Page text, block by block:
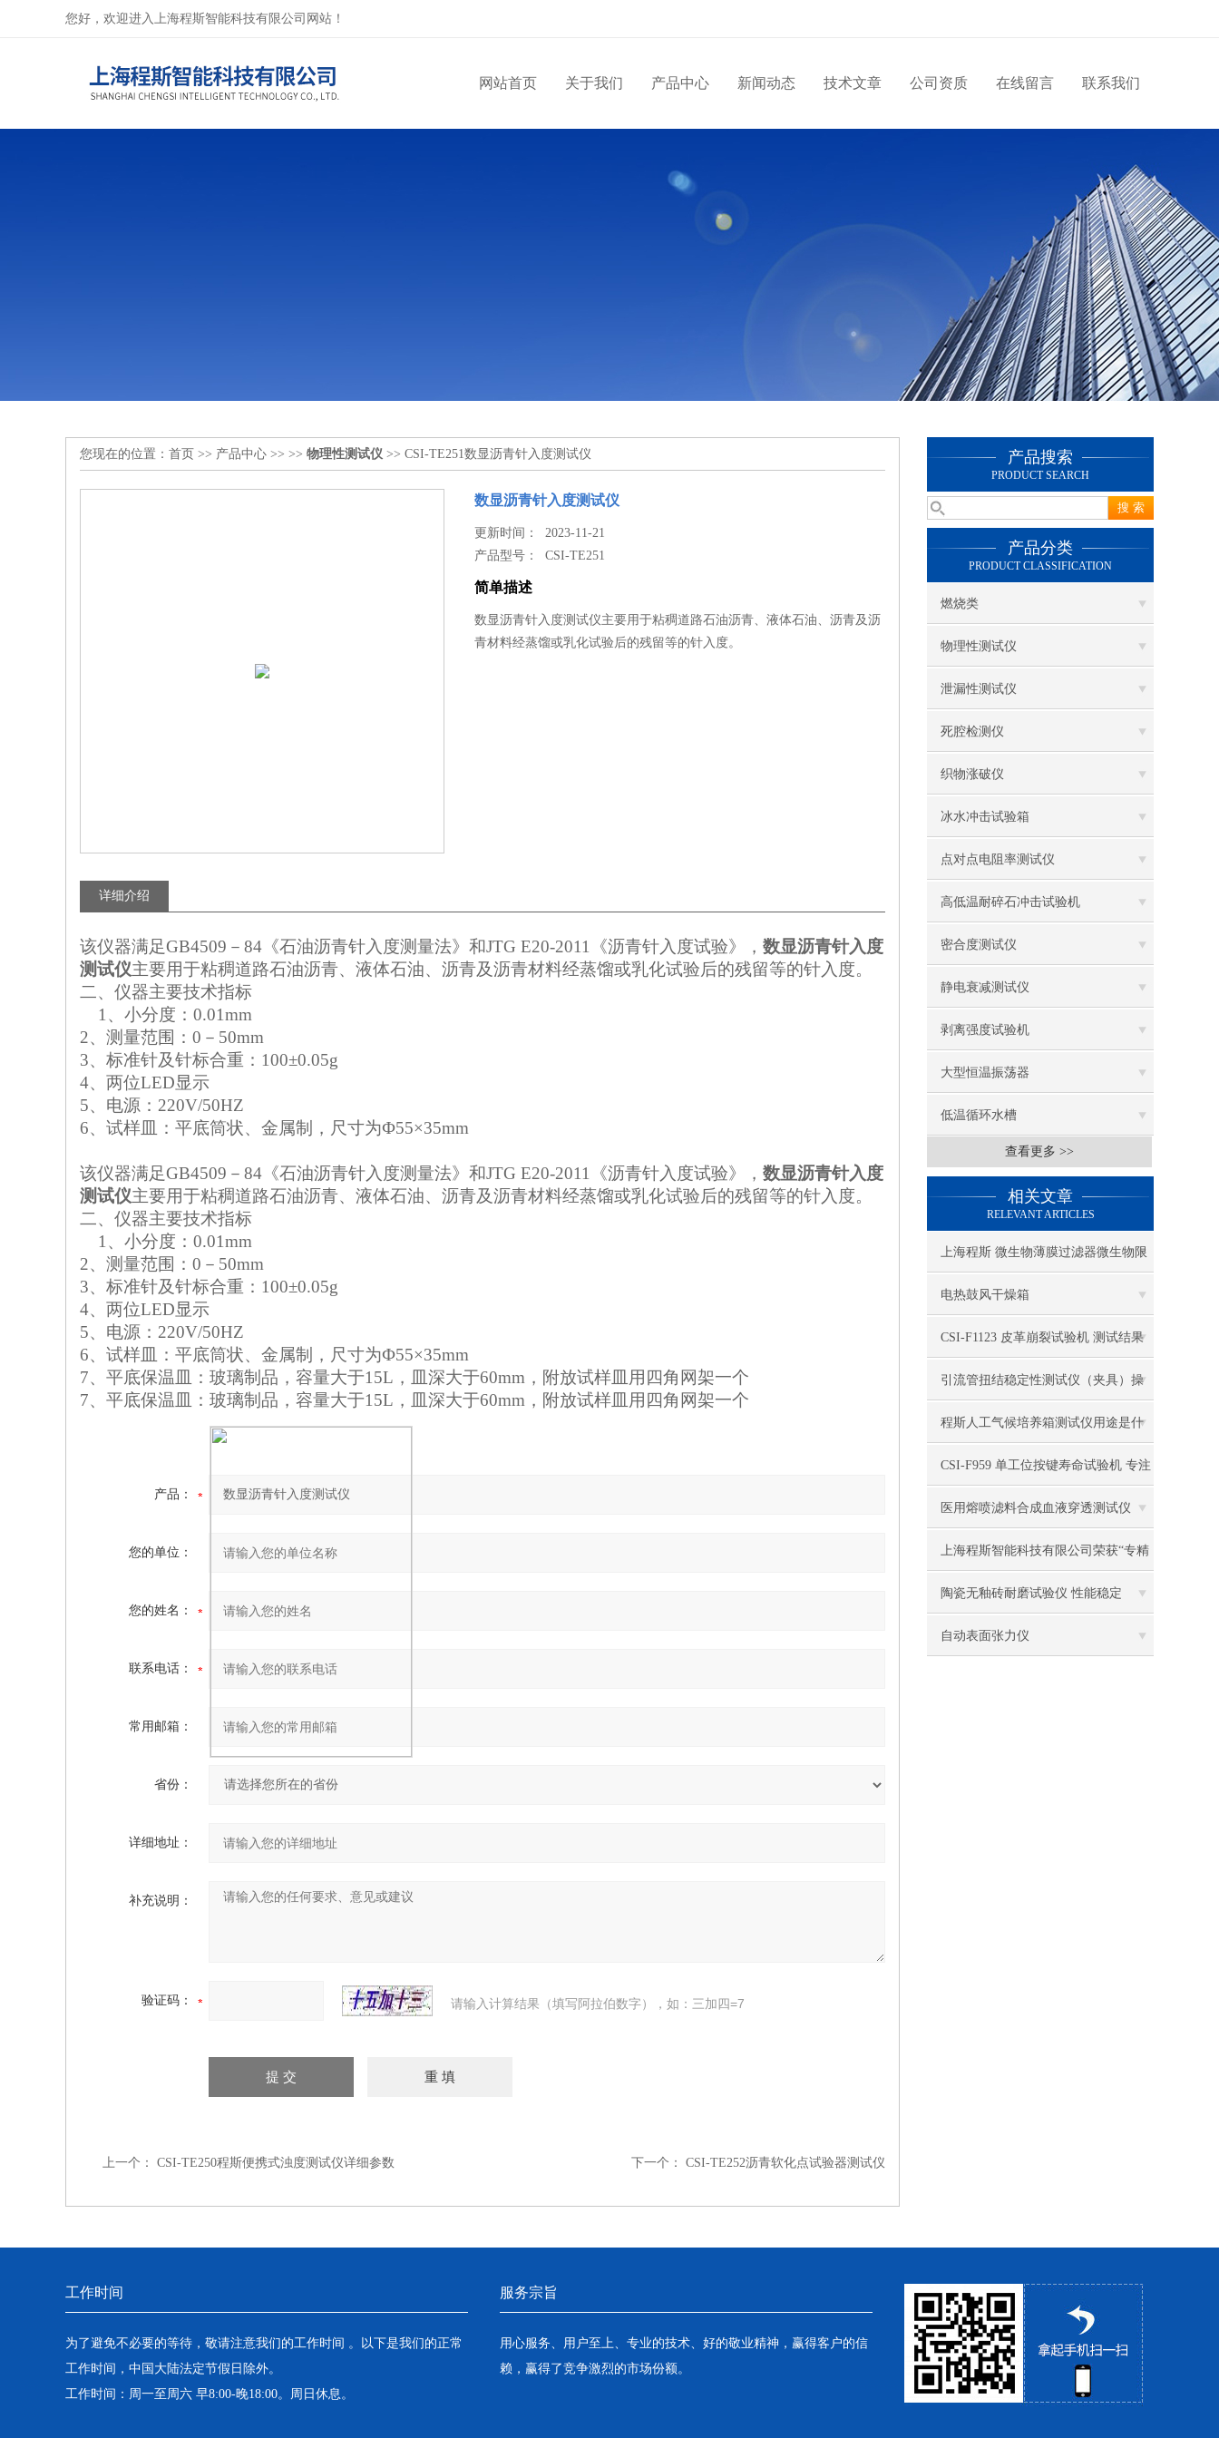
您好，欢迎进入上海程斯智能科技有限公司网站！
网站首页 关于我们 产品中心 新闻动态 技术文章 公司资质 在线留言 联系我们
您现在的位置： 首页 >> 产品中心 >> >> 物理性测试仪 >> CSI-TE251数显沥青针入度测试仪
数显沥青针入度测试仪
更新时间： 2023-11-21
产品型号：CSI-TE251
简单描述
数显沥青针入度测试仪主要用于粘稠道路石油沥青、液体石油、沥青及沥
青材料经蒸馏或乳化试验后的残留等的针入度。
详细介绍
该仪器满足GB4509 － 84 《石油沥青针入度测量法》和JTG E20-2011 《沥青针入度试验》， 数显沥青针入度
测试仪主要用于粘稠道路石油沥青、液体石油、沥青及沥青材料经蒸馏或乳化试验后的残留等的针入度。
二、仪器主要技术指标
1 、小分度： 0.01mm
2、测量范围： 0 － 50mm
3、标准针及针标合重： 100±0.05g
4、两位LED显示
5、电源： 220V/50HZ
6、试样皿：平底筒状、金属制，尺寸为Ф55×35mm
该仪器满足GB4509 － 84 《石油沥青针入度测量法》和JTG E20-2011 《沥青针入度试验》， 数显沥青针入度
测试仪主要用于粘稠道路石油沥青、液体石油、沥青及沥青材料经蒸馏或乳化试验后的残留等的针入度。
二、仪器主要技术指标
1 、小分度： 0.01mm
2、测量范围： 0 － 50mm
3、标准针及针标合重： 100±0.05g
4、两位LED显示
5、电源： 220V/50HZ
6、试样皿：平底筒状、金属制，尺寸为Ф55×35mm
7、平底保温皿：玻璃制品，容量大于15L ，皿深大于60mm ，附放试样皿用四角网架一个
7、平底保温皿：玻璃制品，容量大于15L ，皿深大于60mm ，附放试样皿用四角网架一个
产品：
您的单位：
您的姓名：
联系电话：
常用邮箱：
省份：
详细地址：
补充说明：
验证码： 请输入计算结果（填写阿拉伯数字），如：三加四=7
上一个： CSI-TE250程斯便携式浊度测试仪详细参数 下一个： CSI-TE252沥青软化点试验器测试仪
产品搜索
PRODUCT SEARCH
产品分类
PRODUCT CLASSIFICATION
燃烧类
物理性测试仪
泄漏性测试仪
死腔检测仪
织物涨破仪
冰水冲击试验箱
点对点电阻率测试仪
高低温耐碎石冲击试验机
密合度测试仪
静电衰减测试仪
剥离强度试验机
大型恒温振荡器
低温循环水槽
低温振荡水槽
电热鼓风干燥箱
电热恒温水槽
电热恒温油浴锅
多管漩涡混匀仪
干燥箱 自然对流
高温鼓风干燥箱
恒温金属浴
恒温振荡器
精密鼓风干燥箱
精密恒温水槽
离心机
超低温冰箱
加热回旋振荡器
多箱真空干燥箱
查看更多 >>
相关文章
RELEVANT ARTICLES
上海程斯 微生物薄膜过滤器微生物限
度检测仪 操作使用说明
电热鼓风干燥箱
CSI-F1123 皮革崩裂试验机 测试结果
准确
引流管扭结稳定性测试仪（夹具）操
作规程
程斯人工气候培养箱测试仪用途是什
么
CSI-F959 单工位按键寿命试验机 专注
行业多年
医用熔喷滤料合成血液穿透测试仪
上海程斯智能科技有限公司荣获“专精
特新”企业荣誉，开启科技新篇章
陶瓷无釉砖耐磨试验仪 性能稳定
自动表面张力仪
工作时间
为了避免不必要的等待，敬请注意我们的工作时间 。以下是我们的正常
工作时间，中国大陆法定节假日除外。
工作时间：周一至周六 早8:00-晚18:00。周日休息。
服务宗旨
用心服务、用户至上、专业的技术、好的敬业精神，赢得客户的信
赖，赢得了竞争激烈的市场份额。